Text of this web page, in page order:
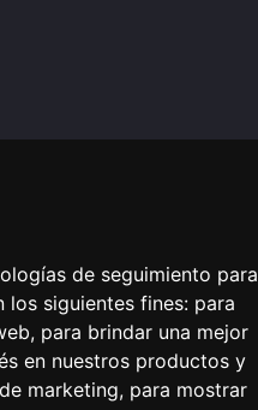
de seguimiento para
los siguientes fines: para
, para brindar una mejor
en nuestros productos y
marketing, para mostrar